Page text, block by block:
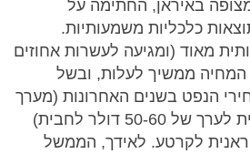
באיראן, החתימה על
כלכליות משמעותיות.
מאוד (ומגיעה לעשרות אחוזים
המחיה ממשיך לעלות, ובשל
הנפט בשנים האחרונות (מערך
של כ- 130 דולר לחבית לערך של 50-60 דולר לחבית)
לקרטע. לאידך, הממשל